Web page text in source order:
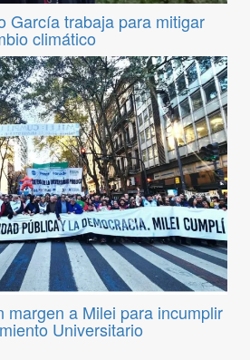
García trabaja para mitigar
climático
margen a Milei para incumplir
Universitario